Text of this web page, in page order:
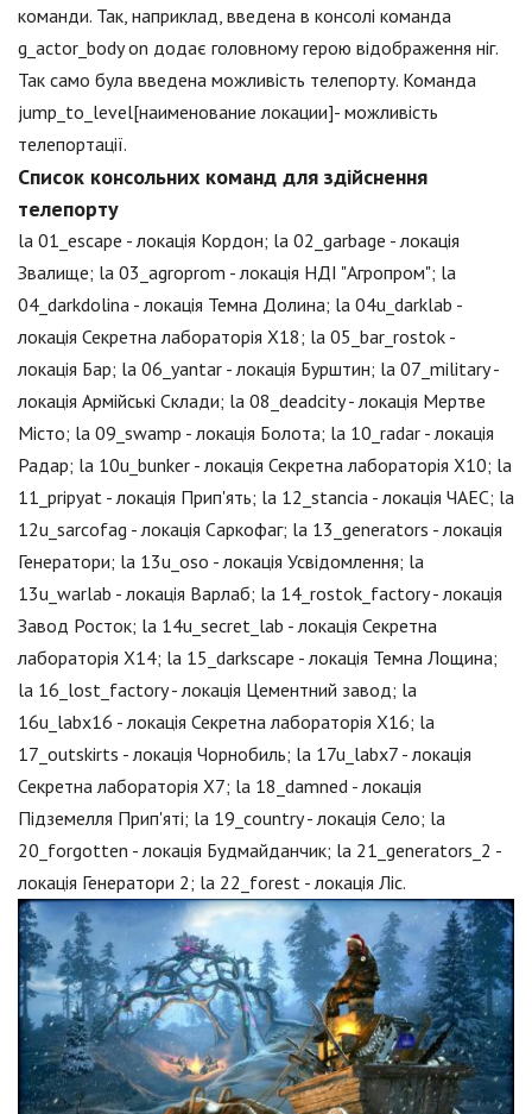
команди. Так, наприклад, введена в консолі команда
g_actor_body on додає головному герою відображення ніг.
Так само була введена можливість телепорту. Команда
jump_to_level[наименование локации]- можливість
телепортації.
Список консольних команд для здійснення
телепорту
la 01_escape - локація Кордон; la 02_garbage - локація
Звалище; la 03_agroprom - локація НДІ "Агропром"; la
04_darkdolina - локація Темна Долина; la 04u_darklab -
локація Секретна лабораторія X18; la 05_bar_rostok -
локація Бар; la 06_yantar - локація Бурштин; la 07_military -
локація Армійські Склади; la 08_deadcity - локація Мертве
Місто; la 09_swamp - локація Болота; la 10_radar - локація
Радар; la 10u_bunker - локація Секретна лабораторія X10; la
11_pripyat - локація Прип'ять; la 12_stancia - локація ЧАЕС; la
12u_sarcofag - локація Саркофаг; la 13_generators - локація
Генератори; la 13u_oso - локація Усвідомлення; la
13u_warlab - локація Варлаб; la 14_rostok_factory - локація
Завод Росток; la 14u_secret_lab - локація Секретна
лабораторія X14; la 15_darkscape - локація Темна Лощина;
la 16_lost_factory - локація Цементний завод; la
16u_labx16 - локація Секретна лабораторія X16; la
17_outskirts - локація Чорнобиль; la 17u_labx7 - локація
Секретна лабораторія X7; la 18_damned - локація
Підземелля Прип'яті; la 19_country - локація Село; la
20_forgotten - локація Будмайданчик; la 21_generators_2 -
локація Генератори 2; la 22_forest - локація Ліс.